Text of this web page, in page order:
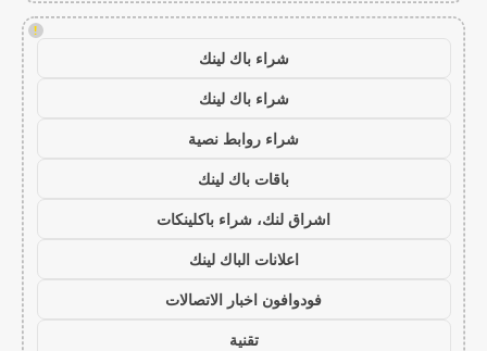
!
شراء باك لينك
شراء باك لينك
شراء روابط نصية
باقات باك لينك
اشراق لنك، شراء باكلينكات
اعلانات الباك لينك
فودوافون اخبار الاتصالات
تقنية